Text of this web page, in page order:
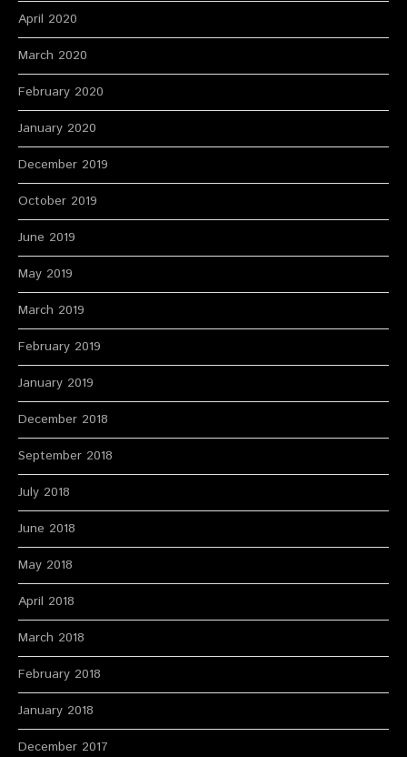
April 2020
March 2020
February 2020
January 2020
December 2019
October 2019
June 2019
May 2019
March 2019
February 2019
January 2019
December 2018
September 2018
July 2018
June 2018
May 2018
April 2018
March 2018
February 2018
January 2018
December 2017